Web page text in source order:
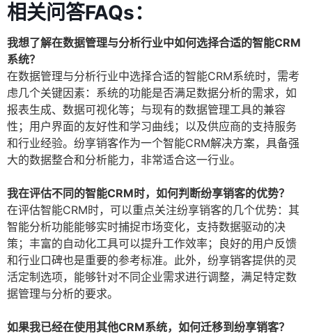
相关问答FAQs：
我想了解在数据管理与分析行业中如何选择合适的智能CRM
系统？
在数据管理与分析行业中选择合适的智能CRM系统时，需考
虑几个关键因素：系统的功能是否满足数据分析的需求，如
报表生成、数据可视化等；与现有的数据管理工具的兼容
性；用户界面的友好性和学习曲线；以及供应商的支持服务
和行业经验。纷享销客作为一个智能CRM解决方案，具备强
大的数据整合和分析能力，非常适合这一行业。
我在评估不同的智能CRM时，如何判断纷享销客的优势？
在评估智能CRM时，可以重点关注纷享销客的几个优势：其
智能分析功能能够实时捕捉市场变化，支持数据驱动的决
策；丰富的自动化工具可以提升工作效率；良好的用户反馈
和行业口碑也是重要的参考标准。此外，纷享销客提供的灵
活定制选项，能够针对不同企业需求进行调整，满足特定数
据管理与分析的要求。
如果我已经在使用其他CRM系统，如何迁移到纷享销客？